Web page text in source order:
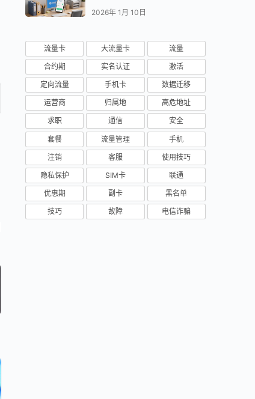
2026年 1月 10日
流量卡 大流量卡 流量
合约期 实名认证 激活
定向流量 手机卡 数据迁移
运营商 归属地 高危地址
求职 通信 安全
套餐 流量管理 手机
注销 客服 使用技巧
隐私保护 SIM卡 联通
优惠期 副卡 黑名单
技巧 故障 电信诈骗